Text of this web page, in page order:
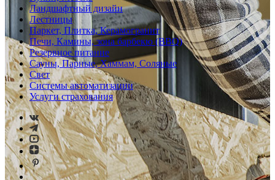
Ландшафтный дизайн
Лестницы
Паркет, Плитка, Керамогранит
Печи, Камины, зона барбекю (BBQ)
Резервное питание
Сауны, Парные, Хаммам, Соляные
Свет
Системы автоматизации
Услуги страхования